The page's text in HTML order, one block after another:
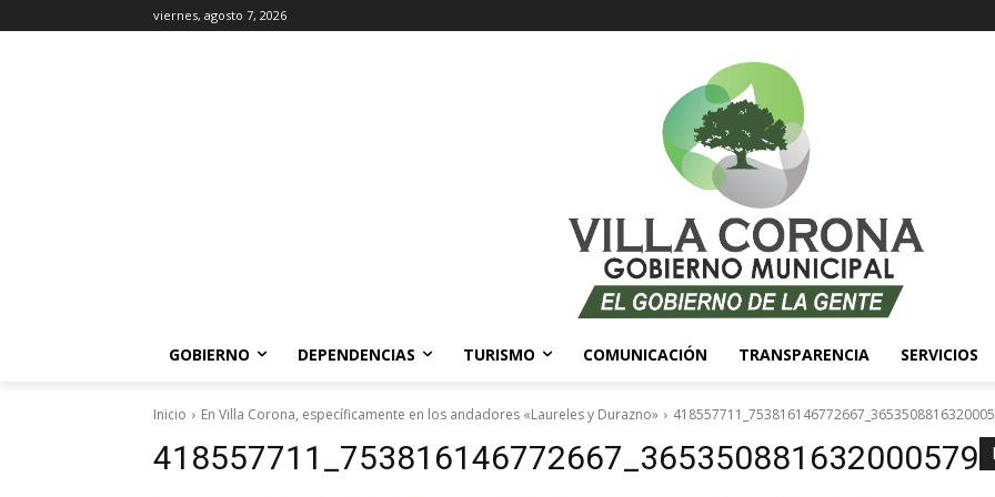
viernes, agosto 7, 2026
GOBIERNO DEPENDENCIAS TURISMO COMUNICACIÓN TRANSPARENCIA SERVICIOS
Inicio En Villa Corona, específicamente en los andadores «Laureles y Durazno»